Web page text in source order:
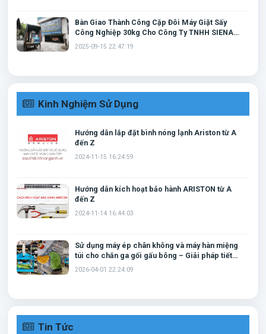
Bàn Giao Thành Công Cặp Đôi Máy Giặt Sấy
Công Nghiệp 30kg Cho Công Ty TNHH SIENA
Tại Thái Nguyên
2025-09-15 22:47:19
Kinh Nghiệm Sử Dụng
Hướng dẫn lắp đặt bình nóng lạnh Ariston từ A
đến Z
2024-11-15 16:24:59
Hướng dẫn kích hoạt bảo hành ARISTON từ A
đến Z
2024-11-14 16:44:03
Sử dụng máy ép chân không và máy hàn miệng
túi cho chăn ga gối gấu bông – Giải pháp tiết
kiệm không gian và bảo quản hiệu quả
2026-04-01 22:24:09
Tin Tức